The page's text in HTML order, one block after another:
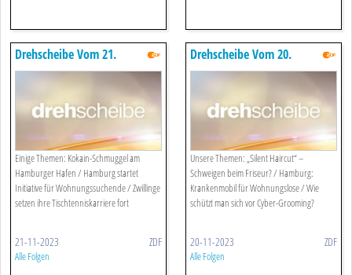
Drehscheibe Vom 21.
November 2023
Einige Themen: Kokain-Schmuggel am
Hamburger Hafen / Hamburg startet
Initiative für Wohnungssuchende / Zwillinge
setzen ihre Tischtenniskarriere fort
21-11-2023 ZDF
Alle Folgen
Drehscheibe Vom 20.
November 2023
Unsere Themen: „Silent Haircut“ –
Schweigen beim Friseur? / Hamburg:
Krankenmobil für Wohnungslose / Wie
schützt man sich vor Cyber-Grooming?
20-11-2023 ZDF
Alle Folgen